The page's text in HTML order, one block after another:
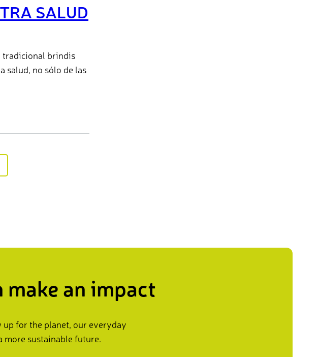
SALUD
tradicional brindis
salud, no sólo de las
make an impact
for the planet, our everyday
more sustainable future.